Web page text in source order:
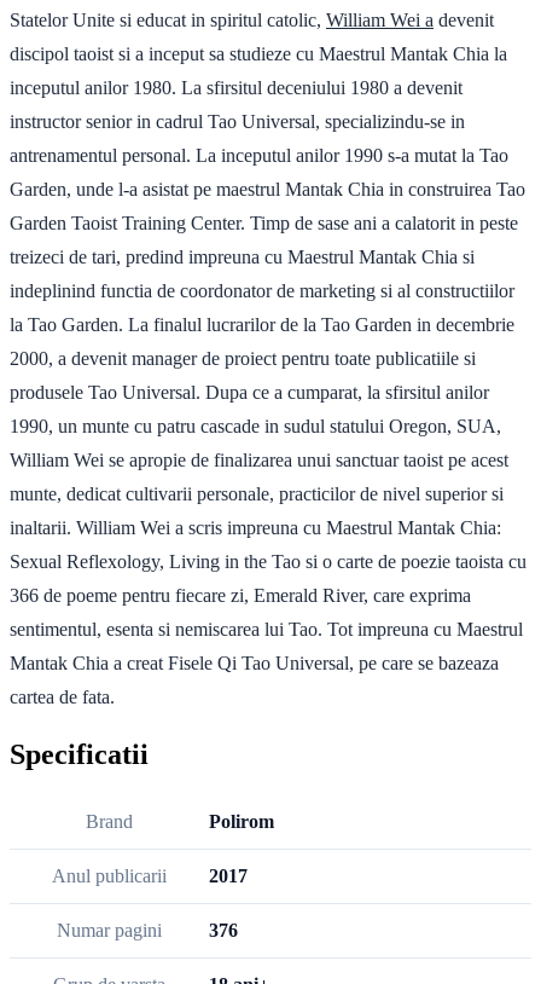
Statelor Unite si educat in spiritul catolic, William Wei a devenit
discipol taoist si a inceput sa studieze cu Maestrul Mantak Chia la
inceputul anilor 1980. La sfirsitul deceniului 1980 a devenit
instructor senior in cadrul Tao Universal, specializindu-se in
antrenamentul personal. La inceputul anilor 1990 s-a mutat la Tao
Garden, unde l-a asistat pe maestrul Mantak Chia in construirea Tao
Garden Taoist Training Center. Timp de sase ani a calatorit in peste
treizeci de tari, predind impreuna cu Maestrul Mantak Chia si
indeplinind functia de coordonator de marketing si al constructiilor
la Tao Garden. La finalul lucrarilor de la Tao Garden in decembrie
2000, a devenit manager de proiect pentru toate publicatiile si
produsele Tao Universal. Dupa ce a cumparat, la sfirsitul anilor
1990, un munte cu patru cascade in sudul statului Oregon, SUA,
William Wei se apropie de finalizarea unui sanctuar taoist pe acest
munte, dedicat cultivarii personale, practicilor de nivel superior si
inaltarii. William Wei a scris impreuna cu Maestrul Mantak Chia:
Sexual Reflexology, Living in the Tao si o carte de poezie taoista cu
366 de poeme pentru fiecare zi, Emerald River, care exprima
sentimentul, esenta si nemiscarea lui Tao. Tot impreuna cu Maestrul
Mantak Chia a creat Fisele Qi Tao Universal, pe care se bazeaza
cartea de fata.
Specificatii
Brand Polirom
Anul publicarii 2017
Numar pagini 376